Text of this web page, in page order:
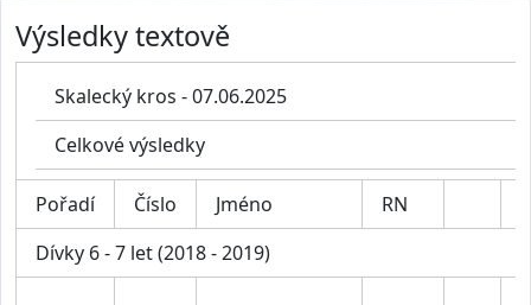
Výsledky textově
Skalecký kros - 07.06.2025
Celkové výsledky
Pořadí Číslo Jméno RN
Dívky 6 - 7 let (2018 - 2019)